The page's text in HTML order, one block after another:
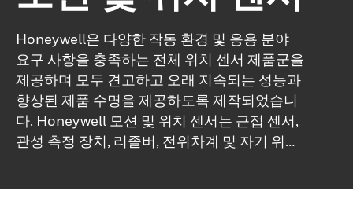
Honeywell은 다양한 작동 환경 및 응용 분야
요구 사항을 충족하는 전체 위치 센서 제품군을
제공하며 모두 견고하고 오래 지속되는 성능과
향상된 제품 수명을 제공하도록 제작되었습니
다. Honeywell 모션 및 위치 센서는 근접 센서,
관성 측정 장치, 리졸버, 전위차계 및 자기 위치